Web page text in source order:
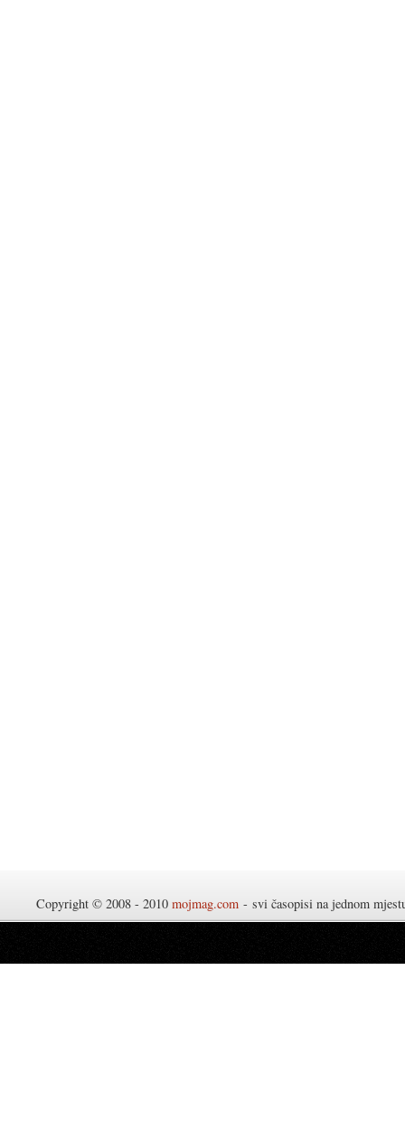
Copyright © 2008 - 2010 mojmag.com - svi časopisi na jednom